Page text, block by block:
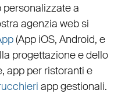
personalizzate a
agenzia websi
(App iOS, Android, e
progettazionee dello
, app per ristoranti e
app gestionali.